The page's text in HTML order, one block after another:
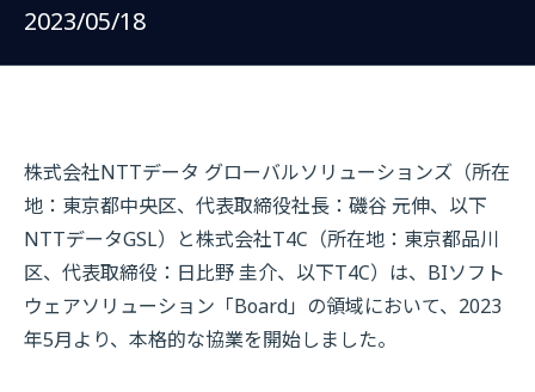
2023/05/18
株式会社NTTデータ グローバルソリューションズ（所在
地：東京都中央区、代表取締役社長：磯谷 元伸、以下
NTTデータGSL）と株式会社T4C （所在地：東京都品川
区、代表取締役：日比野 圭介、以下T4C）は、 BIソフト
ウェアソリューション「Board」の領域において、 2023
年5月より、本格的な協業を開始しました。